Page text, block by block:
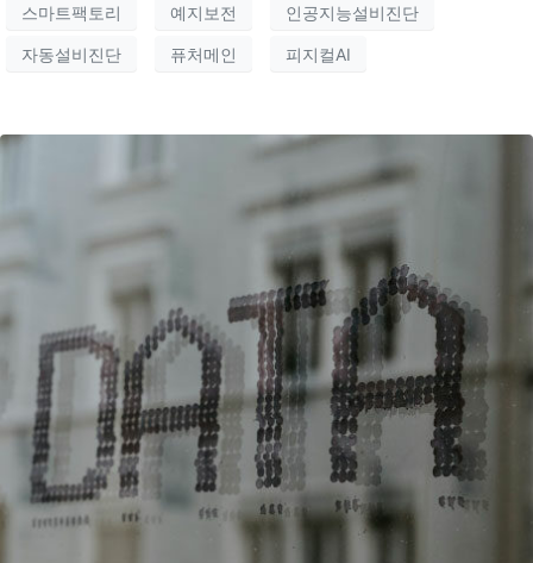
스마트팩토리 예지보전 인공지능설비진단
자동설비진단 퓨처메인 피지컬AI